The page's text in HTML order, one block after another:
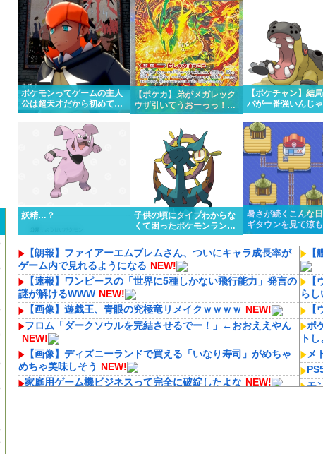
ポケモンってゲームの主人
公は超天才だから初めて出
場したポケモンリーグもさ
くっと優勝しちゃうけど…
【ポケカ】弟がメガレック
ウザ引いてうおーっっ！！
かっけー！！って一緒にな
ってるんだけど…
【ポケチャン】結
バが一番強いんじ
か？
妖精…？
子供の頃にタイプわからな
くて困ったポケモンランキ
ング１位はる
暑さが続くこんな
ギタウンを見て涼
【朗報】ファイアーエムブレムさん、ついにキャラ成長率が
ゲーム内で見れるようになる NEW!
【速報】ワンピースの「世界に5種しかない飛行能力」発言の
謎が解けるWWW NEW!
【画像】遊戯王、青眼の究極竜リメイクｗｗｗｗ NEW!
フロム「ダークソウルを完結させるでー！」←おおええやん
NEW!
【画像】ディズニーランドで買える「いなり寿司」がめちゃ
めちゃ美味しそう NEW!
家庭用ゲーム機ビジネスって完全に破綻したよな NEW!
らし
ポ
ト
メ
モ